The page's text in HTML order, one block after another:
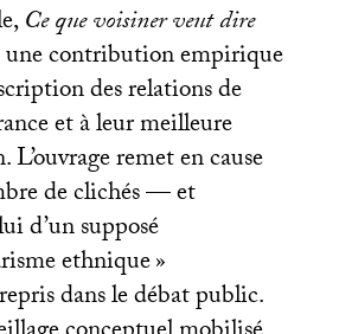
Ce que voisiner veut dire
contribution empirique
des relations de
et à leur meilleure
remet en cause
de clichés — et
d’un supposé
ethnique»
dans le débat public.